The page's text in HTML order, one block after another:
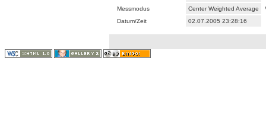
Messmodus
Center Weighted Average
Datum/Zeit
02.07.2005 23:28:16